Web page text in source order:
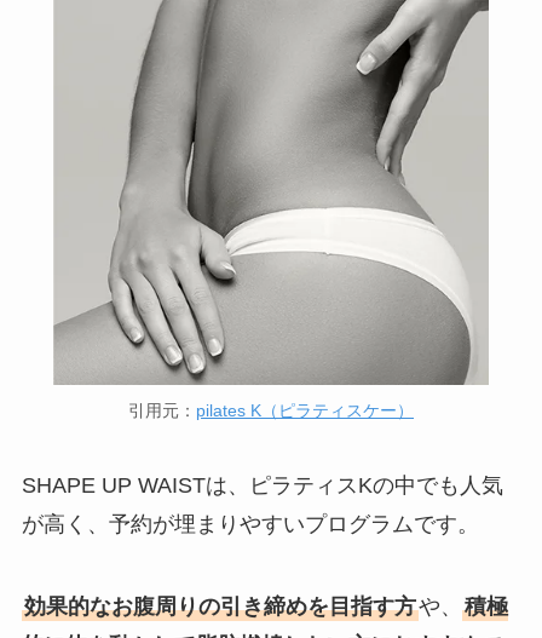
引用元： pilates K（ピラティスケー）
SHAPE UP WAISTは、ピラティスKの中でも人気
が高く、予約が埋まりやすいプログラムです。
効果的なお腹周りの引き締めを目指す方や、 積極